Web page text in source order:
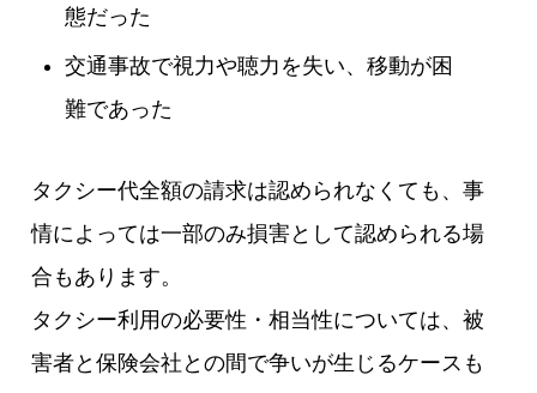
態だった
交通事故で視力や聴力を失い、移動が困
難であった
タクシー代全額の請求は認められなくても、事
情によっては一部のみ損害として認められる場
合もあります。
タクシー利用の必要性・相当性については、被
害者と保険会社との間で争いが生じるケースも